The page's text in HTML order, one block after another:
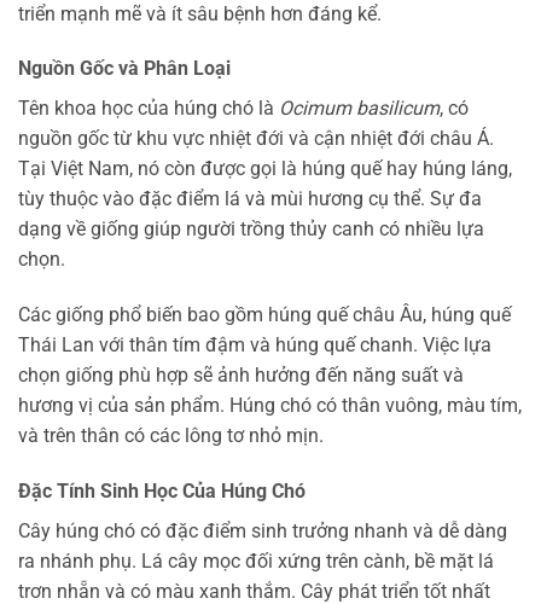
triển mạnh mẽ và ít sâu bệnh hơn đáng kể.
Nguồn Gốc và Phân Loại
Tên khoa học của húng chó là Ocimum basilicum, có
nguồn gốc từ khu vực nhiệt đới và cận nhiệt đới châu Á.
Tại Việt Nam, nó còn được gọi là húng quế hay húng láng,
tùy thuộc vào đặc điểm lá và mùi hương cụ thể. Sự đa
dạng về giống giúp người trồng thủy canh có nhiều lựa
chọn.
Các giống phổ biến bao gồm húng quế châu Âu, húng quế
Thái Lan với thân tím đậm và húng quế chanh. Việc lựa
chọn giống phù hợp sẽ ảnh hưởng đến năng suất và
hương vị của sản phẩm. Húng chó có thân vuông, màu tím,
và trên thân có các lông tơ nhỏ mịn.
Đặc Tính Sinh Học Của Húng Chó
Cây húng chó có đặc điểm sinh trưởng nhanh và dễ dàng
ra nhánh phụ. Lá cây mọc đối xứng trên cành, bề mặt lá
trơn nhẵn và có màu xanh thắm. Cây phát triển tốt nhất